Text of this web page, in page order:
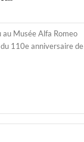
Musée Alfa Romeo
du 110e anniversaire de